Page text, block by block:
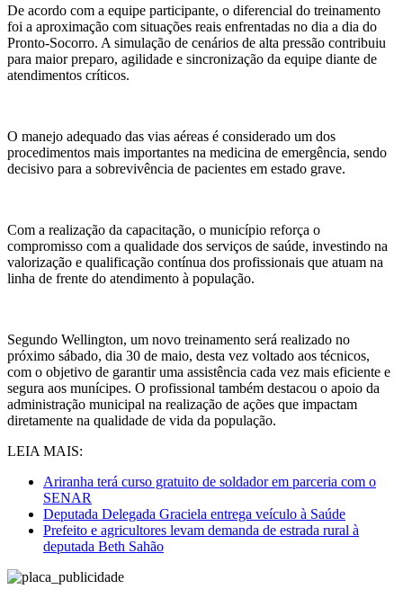
De acordo com a equipe participante, o diferencial do treinamento
foi a aproximação com situações reais enfrentadas no dia a dia do
Pronto-Socorro. A simulação de cenários de alta pressão contribuiu
para maior preparo, agilidade e sincronização da equipe diante de
atendimentos críticos.
O manejo adequado das vias aéreas é considerado um dos
procedimentos mais importantes na medicina de emergência, sendo
decisivo para a sobrevivência de pacientes em estado grave.
Com a realização da capacitação, o município reforça o
compromisso com a qualidade dos serviços de saúde, investindo na
valorização e qualificação contínua dos profissionais que atuam na
linha de frente do atendimento à população.
Segundo Wellington, um novo treinamento será realizado no
próximo sábado, dia 30 de maio, desta vez voltado aos técnicos,
com o objetivo de garantir uma assistência cada vez mais eficiente e
segura aos munícipes. O profissional também destacou o apoio da
administração municipal na realização de ações que impactam
diretamente na qualidade de vida da população.
LEIA MAIS:
Ariranha terá curso gratuito de soldador em parceria com o
SENAR
Deputada Delegada Graciela entrega veículo à Saúde
Prefeito e agricultores levam demanda de estrada rural à
deputada Beth Sahão